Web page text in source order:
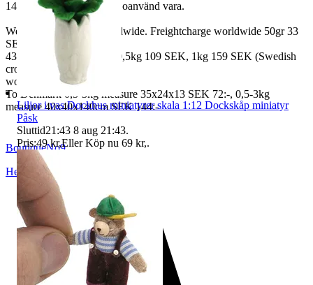
14 dagars full returrätt vid oanvänd vara.
We also ship abroad worldwide. Freightcharge worldwide 50gr 33
SEK, 100 gr
43 SEK, 250gr 85 SEK, 0,5kg 109 SEK, 1kg 159 SEK (Swedish
crown
worldwide price freight)
To Denmark 0,5-3kg measure 35x24x13 SEK 72:-, 0,5-3kg
measure 40x40x140cm SEK 144:-
BoutiqueNo9
Helsingborg
Liljor i vas Dockhus miniatyrer skala 1:12 Dockskåp miniatyr
Påsk
Sluttid21:43 8 aug 21:43.
Pris:49 kr,Eller Köp nu 69 kr,.